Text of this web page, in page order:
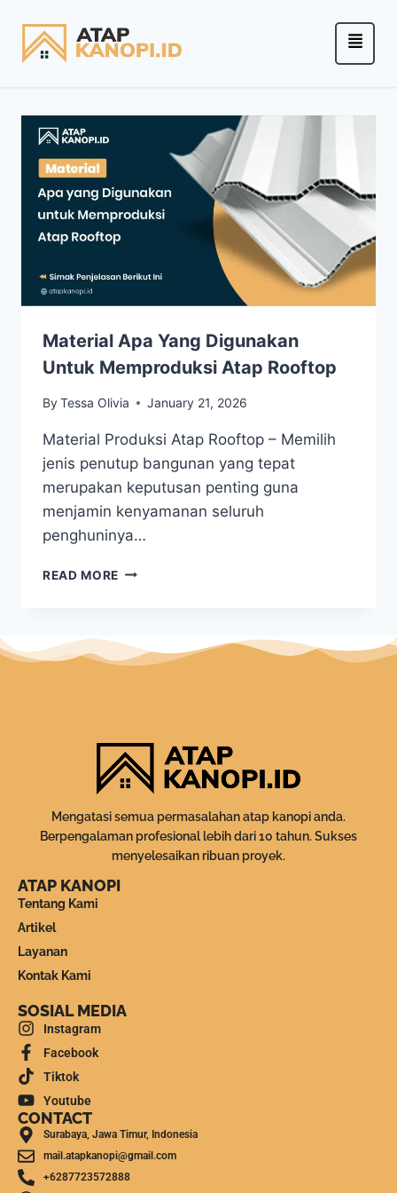
Material Apa Yang Digunakan
Untuk Memproduksi Atap Rooftop
ByTessa Olivia January 21, 2026
Material Produksi Atap Rooftop – Memilih
jenis penutup bangunan yang tepat
merupakan keputusan penting guna
menjamin kenyamanan seluruh
penghuninya…
READ MORE
Mengatasi semua permasalahan atap kanopi anda.
Berpengalaman profesional lebih dari 10 tahun. Sukses
menyelesaikan ribuan proyek.
ATAP KANOPI
Tentang Kami
Artikel
Layanan
Kontak Kami
SOSIAL MEDIA
Instagram
Facebook
Tiktok
Youtube
CONTACT
Surabaya, Jawa Timur, Indonesia
mail.atapkanopi@gmail.com
+6287723572888